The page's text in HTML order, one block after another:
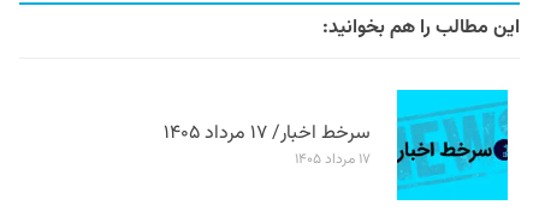
این مطالب را هم بخوانید:
سرخط اخبار/ ۱۷ مرداد ۱۴۰۵
۱۷ مرداد ۱۴۰۵